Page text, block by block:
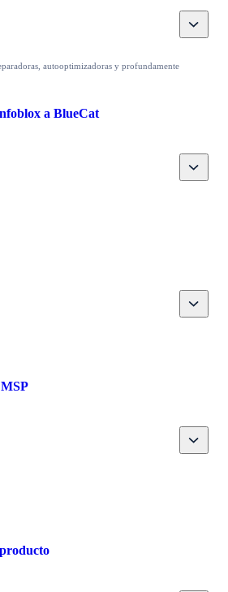
Toggle
autooptimizadoras y profundamente
a BlueCat
Toggle
Toggle
Toggle